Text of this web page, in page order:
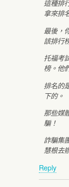
這種排
拿來排
最後，
該排行
托福考
榜。他
排名的
下的。
那些媒
騙！
詐騙集
慧根去
Reply